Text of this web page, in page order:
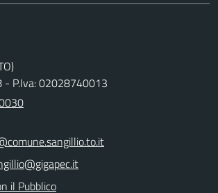
- P.Iva: 02028740013
il Pubblico